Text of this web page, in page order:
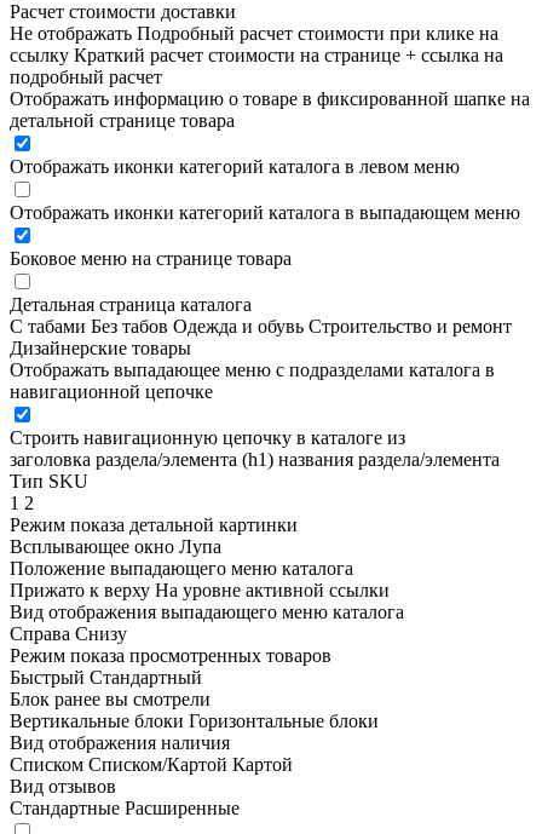
Расчет стоимости доставки
Не отображать Подробный расчет стоимости при клике на
ссылку Краткий расчет стоимости на странице + ссылка на
подробный расчет
Отображать информацию о товаре в фиксированной шапке на
детальной странице товара
Отображать иконки категорий каталога в левом меню
Отображать иконки категорий каталога в выпадающем меню
Боковое меню на странице товара
Детальная страница каталога
С табами Без табов Одежда и обувь Строительство и ремонт
Дизайнерские товары
Отображать выпадающее меню с подразделами каталога в
навигационной цепочке
Строить навигационную цепочку в каталоге из
заголовка раздела/элемента (h1) названия раздела/элемента
Тип SKU
1 2
Режим показа детальной картинки
Всплывающее окно Лупа
Положение выпадающего меню каталога
Прижато к верху На уровне активной ссылки
Вид отображения выпадающего меню каталога
Справа Снизу
Режим показа просмотренных товаров
Быстрый Стандартный
Блок ранее вы смотрели
Вертикальные блоки Горизонтальные блоки
Вид отображения наличия
Списком Списком/Картой Картой
Вид отзывов
Стандартные Расширенные